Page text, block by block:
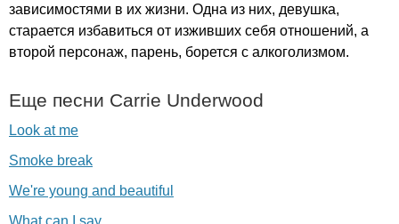
зависимостями в их жизни. Одна из них, девушка,
старается избавиться от изживших себя отношений, а
второй персонаж, парень, борется с алкоголизмом.
Еще песни Carrie Underwood
Look at me
Smoke break
We're young and beautiful
What can I say